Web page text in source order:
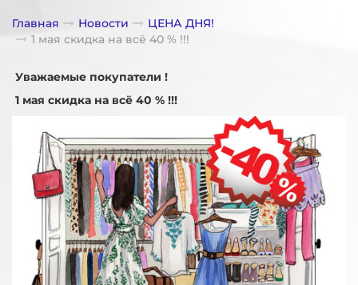
Главная Новости
ЦЕНА ДНЯ!
1 мая скидка на всё 40 % !!!
Уважаемые покупатели !
1 мая скидка на всё 40 % !!!